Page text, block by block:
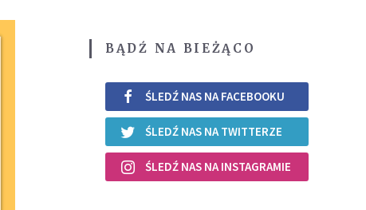
BĄDŹ NA BIEŻĄCO
ŚLEDŹ NAS NA FACEBOOKU
ŚLEDŹ NAS NA TWITTERZE
ŚLEDŹ NAS NA INSTAGRAMIE